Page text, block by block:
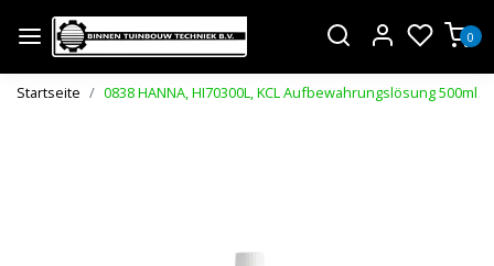
0
Startseite 0838 HANNA, HI70300L, KCL Aufbewahrungslösung 500ml